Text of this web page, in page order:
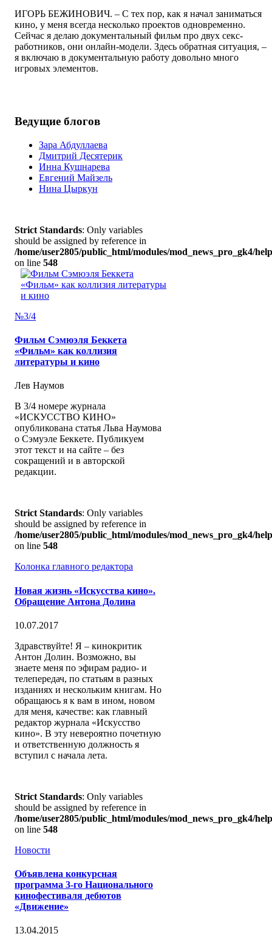
ИГОРЬ БЕЖИНОВИЧ. – С тех пор, как я начал заниматься
кино, у меня всегда несколько проектов одновременно.
Сейчас я делаю документальный фильм про двух секс-
работников, они онлайн-модели. Здесь обратная ситуация, –
я включаю в документальную работу довольно много
игровых элементов.
Ведущие блогов
Зара Абдуллаева
Дмитрий Десятерик
Инна Кушнарева
Евгений Майзель
Нина Цыркун
Strict Standards: Only variables
should be assigned by reference in
/home/user2805/public_html/modules/mod_news_pro_gk4/
on line 548
№3/4
Фильм Сэмюэля Беккета
«Фильм» как коллизия
литературы и кино
Лев Наумов
В 3/4 номере журнала
«ИСКУССТВО КИНО»
опубликована статья Льва Наумова
о Сэмуэле Беккете. Публикуем
этот текст и на сайте – без
сокращений и в авторской
редакции.
Strict Standards: Only variables
should be assigned by reference in
/home/user2805/public_html/modules/mod_news_pro_gk4/
on line 548
Колонка главного редактора
Новая жизнь «Искусства кино».
Обращение Антона Долина
10.07.2017
Здравствуйте! Я – кинокритик
Антон Долин. Возможно, вы
знаете меня по эфирам радио- и
телепередач, по статьям в разных
изданиях и нескольким книгам. Но
обращаюсь я к вам в ином, новом
для меня, качестве: как главный
редактор журнала «Искусство
кино». В эту невероятно почетную
и ответственную должность я
вступил с начала лета.
Strict Standards: Only variables
should be assigned by reference in
/home/user2805/public_html/modules/mod_news_pro_gk4/
on line 548
Новости
Объявлена конкурсная
программа 3-го Национального
кинофестиваля дебютов
«Движение»
13.04.2015